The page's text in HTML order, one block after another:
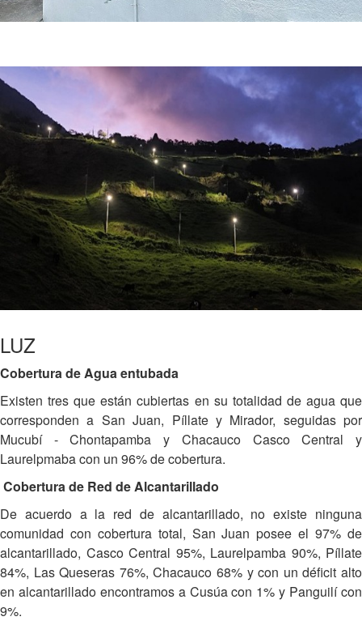
LUZ
Cobertura de Agua entubada
Existen tres que están cubiertas en su totalidad de agua que
corresponden a San Juan, Píllate y Mirador, seguidas por
Mucubí - Chontapamba y Chacauco Casco Central y
Laurelpmaba con un 96% de cobertura.
Cobertura de Red de Alcantarillado
De acuerdo a la red de alcantarillado, no existe ninguna
comunidad con cobertura total, San Juan posee el 97% de
alcantarillado, Casco Central 95%, Laurelpamba 90%, Píllate
84%, Las Queseras 76%, Chacauco 68% y con un déficit alto
en alcantarillado encontramos a Cusúa con 1% y Panguilí con
9%.